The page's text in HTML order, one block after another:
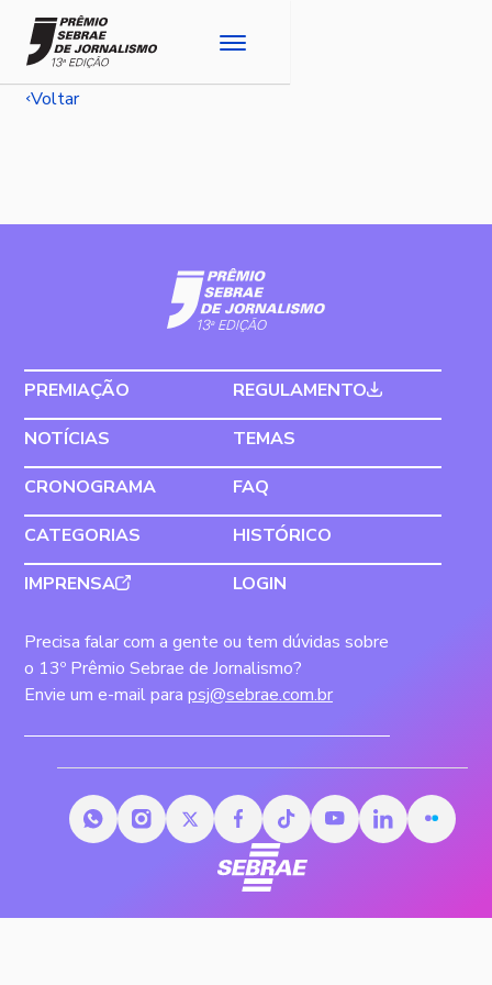
Voltar
PREMIAÇÃO
REGULAMENTO
NOTÍCIAS
TEMAS
CRONOGRAMA
FAQ
CATEGORIAS
HISTÓRICO
IMPRENSA
LOGIN
Precisa falar com a gente ou tem dúvidas sobre
o 13º Prêmio Sebrae de Jornalismo?
Envie um e-mail para psj@sebrae.com.br